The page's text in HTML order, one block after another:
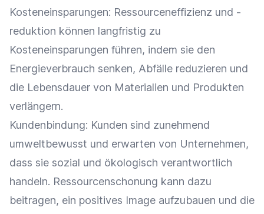
Kosteneinsparungen: Ressourceneffizienz und -
reduktion können langfristig zu
Kosteneinsparungen führen, indem sie den
Energieverbrauch senken, Abfälle reduzieren und
die Lebensdauer von Materialien und Produkten
verlängern.
Kundenbindung: Kunden sind zunehmend
umweltbewusst und erwarten von Unternehmen,
dass sie sozial und ökologisch verantwortlich
handeln. Ressourcenschonung kann dazu
beitragen, ein positives Image aufzubauen und die